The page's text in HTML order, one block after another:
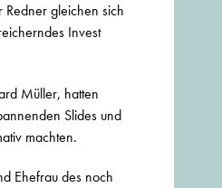
gleichen sich
Invest
Müller, hatten
Slides und
machten.
Ehefrau des noch